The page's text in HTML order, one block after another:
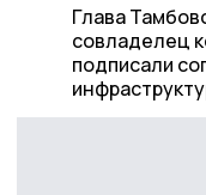
Глава
совладелец
подписали